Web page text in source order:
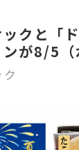
クと「
ンが8/5（